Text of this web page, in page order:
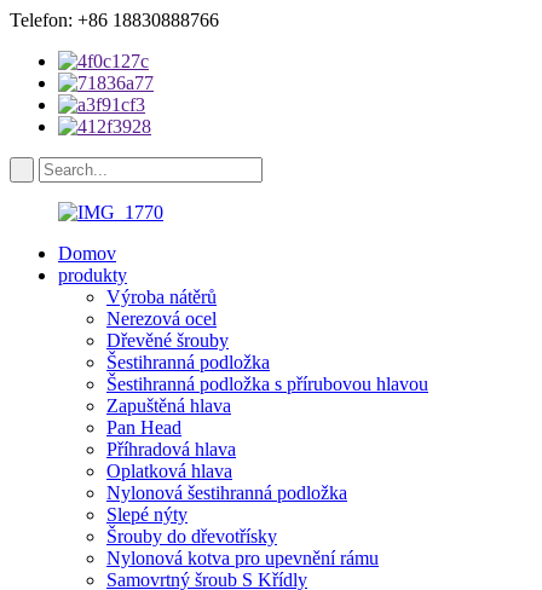
Telefon: +86 18830888766
Domov
produkty
Výroba nátěrů
Nerezová ocel
Dřevěné šrouby
Šestihranná podložka
Šestihranná podložka s přírubovou hlavou
Zapuštěná hlava
Pan Head
Příhradová hlava
Oplatková hlava
Nylonová šestihranná podložka
Slepé nýty
Šrouby do dřevotřísky
Nylonová kotva pro upevnění rámu
Samovrtný šroub S Křídly